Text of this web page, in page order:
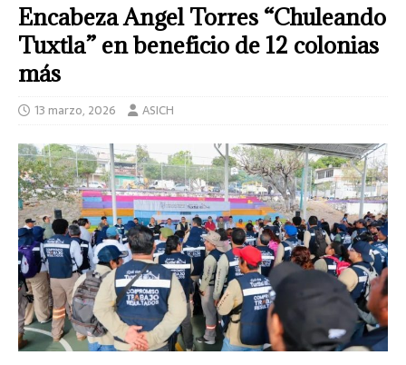
Encabeza Angel Torres “Chuleando
Tuxtla” en beneficio de 12 colonias
más
13 marzo, 2026 ASICH